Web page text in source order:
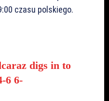
czasu polskiego.
digs in to
6 6-